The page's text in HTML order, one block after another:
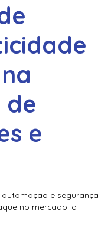
de
e
e segurança
no mercado: o